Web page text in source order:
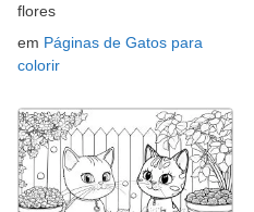
flores
em Páginas de Gatos para
colorir